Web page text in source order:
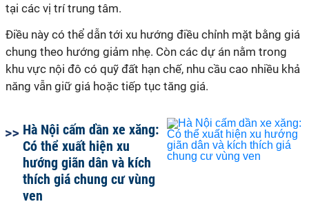
tại các vị trí trung tâm.
Điều này có thể dẫn tới xu hướng điều chỉnh mặt bằng giá
chung theo hướng giảm nhẹ. Còn các dự án nằm trong
khu vực nội đô có quỹ đất hạn chế, nhu cầu cao nhiều khả
năng vẫn giữ giá hoặc tiếp tục tăng giá.
Hà Nội cấm dần xe xăng:
Có thể xuất hiện xu
hướng giãn dân và kích
thích giá chung cư vùng
ven